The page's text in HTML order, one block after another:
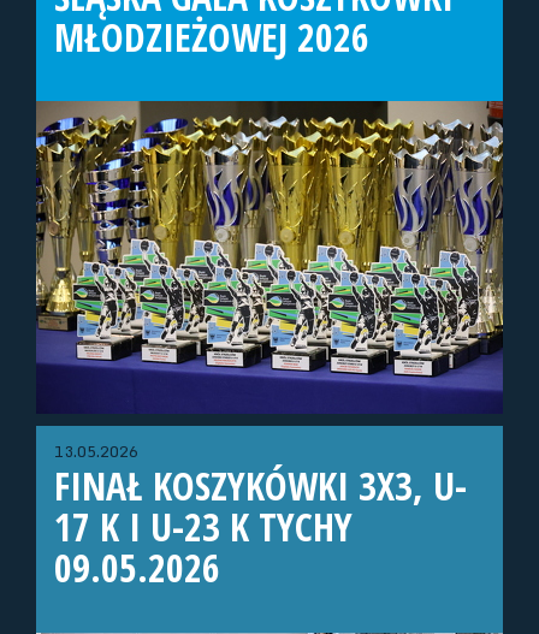
MŁODZIEŻOWEJ 2026
13.05.2026
FINAŁ KOSZYKÓWKI 3X3, U-
17 K I U-23 K TYCHY
09.05.2026